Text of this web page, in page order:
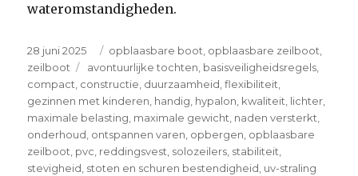
wateromstandigheden.
Posted
on
28 juni 2025 Categories
opblaasbare boot opblaasbare zeilboot
zeilboot
Tags
avontuurlijke tochten basisveiligheidsregels
compact constructie duurzaamheid ,flexibiliteit
gezinnen met kinderen handig hypalon kwaliteit lichter
maximale belasting maximale gewicht naden versterkt
onderhoud ontspannen varen opbergen opblaasbare
zeilboot pvc reddingsvest solozeilers stabiliteit
stevigheid stoten en schuren bestendigheid uv-straling